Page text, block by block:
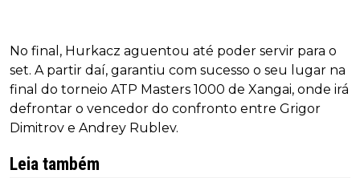
No final, Hurkacz aguentou até poder servir para o
set. A partir daí, garantiu com sucesso o seu lugar na
final do torneio ATP Masters 1000 de Xangai, onde irá
defrontar o vencedor do confronto entre Grigor
Dimitrov e Andrey Rublev.
Leia também